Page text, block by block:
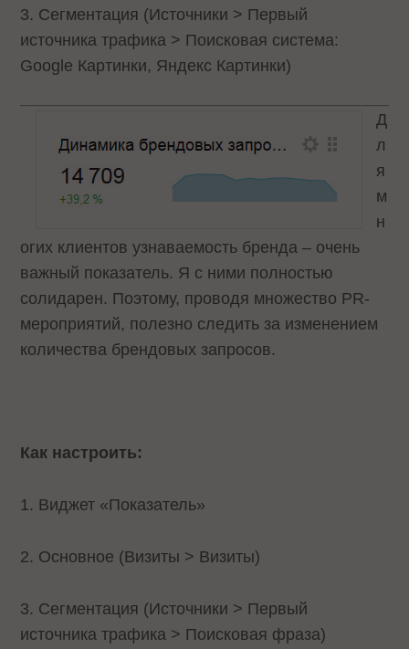
3. Сегментация (Источники > Первый
источника трафика > Поисковая система:
Google Картинки, Яндекс Картинки)
Д
л
я
м
н
огих клиентов узнаваемость бренда – очень
важный показатель. Я с ними полностью
солидарен. Поэтому, проводя множество PR-
мероприятий, полезно следить за изменением
количества брендовых запросов.
Как настроить:
1. Виджет «Показатель»
2. Основное (Визиты > Визиты)
3. Сегментация (Источники > Первый
источника трафика > Поисковая фраза)